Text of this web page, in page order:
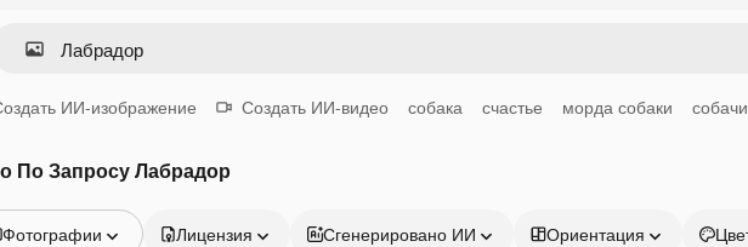
ИИ-изображение Создать ИИ-видео собака счастье морда собаки
По Запросу Лабрадор
Фотографии Лицензия Сгенерировано ИИ Ориентация